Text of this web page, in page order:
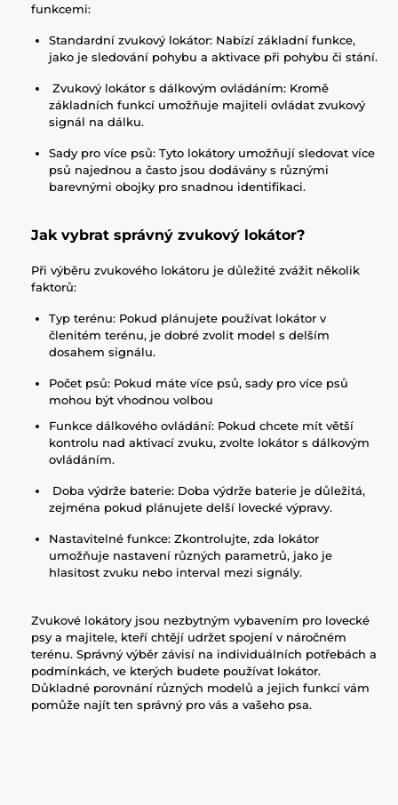
funkcemi:
Standardní zvukový lokátor: Nabízí základní funkce,
jako je sledování pohybu a aktivace při pohybu či stání.
Zvukový lokátor s dálkovým ovládáním: Kromě
základních funkcí umožňuje majiteli ovládat zvukový
signál na dálku.
Sady pro více psů: Tyto lokátory umožňují sledovat více
psů najednou a často jsou dodávány s různými
barevnými obojky pro snadnou identifikaci.
Jak vybrat správný zvukový lokátor?
Při výběru zvukového lokátoru je důležité zvážit několik
faktorů:
Typ terénu: Pokud plánujete používat lokátor v
členitém terénu, je dobré zvolit model s delším
dosahem signálu.
Počet psů: Pokud máte více psů, sady pro více psů
mohou být vhodnou volbou
Funkce dálkového ovládání: Pokud chcete mít větší
kontrolu nad aktivací zvuku, zvolte lokátor s dálkovým
ovládáním.
Doba výdrže baterie: Doba výdrže baterie je důležitá,
zejména pokud plánujete delší lovecké výpravy.
Nastavitelné funkce: Zkontrolujte, zda lokátor
umožňuje nastavení různých parametrů, jako je
hlasitost zvuku nebo interval mezi signály.
Zvukové lokátory jsou nezbytným vybavením pro lovecké
psy a majitele, kteří chtějí udržet spojení v náročném
terénu. Správný výběr závisí na individuálních potřebách a
podmínkách, ve kterých budete používat lokátor.
Důkladné porovnání různých modelů a jejich funkcí vám
pomůže najít ten správný pro vás a vašeho psa.